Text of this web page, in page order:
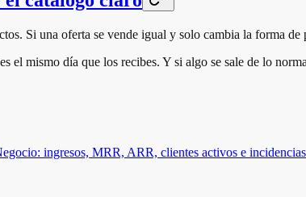
Si una oferta se vende igual y solo cambia la forma
el mismo día que los recibes. Y si algo se sale de lo
ingresos, MRR, ARR, clientes activos e